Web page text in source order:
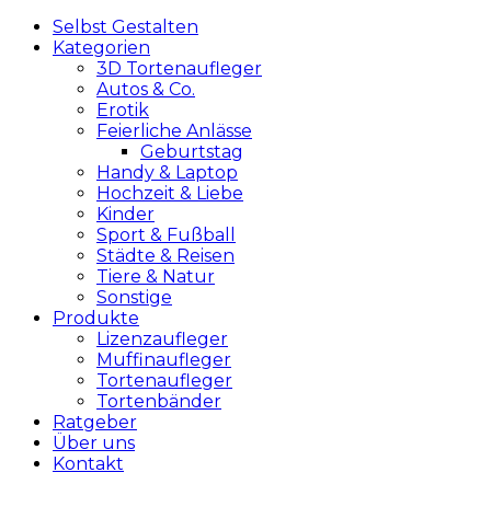
Selbst Gestalten
Kategorien
3D Tortenaufleger
Autos & Co.
Erotik
Feierliche Anlässe
Geburtstag
Handy & Laptop
Hochzeit & Liebe
Kinder
Sport & Fußball
Städte & Reisen
Tiere & Natur
Sonstige
Produkte
Lizenzaufleger
Muffinaufleger
Tortenaufleger
Tortenbänder
Ratgeber
Über uns
Kontakt